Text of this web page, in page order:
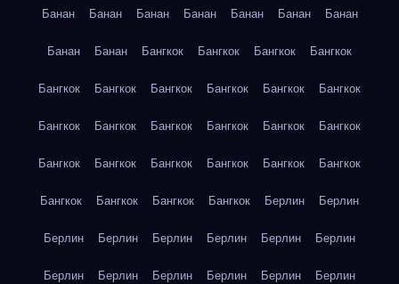
Банан Банан Банан Банан Банан Банан Банан
Банан Банан Бангкок Бангкок Бангкок Бангкок
Бангкок Бангкок Бангкок Бангкок Бангкок Бангкок
Бангкок Бангкок Бангкок Бангкок Бангкок Бангкок
Бангкок Бангкок Бангкок Бангкок Бангкок Бангкок
Бангкок Бангкок Бангкок Бангкок Берлин Берлин
Берлин Берлин Берлин Берлин Берлин Берлин
Берлин Берлин Берлин Берлин Берлин Берлин